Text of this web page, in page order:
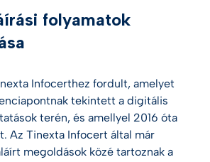
folyamatok
Infocerthez fordult, amelyet
tekintett a digitális
terén, és amellyel 2016 óta
Az Tinexta Infocert által már
megoldások közé tartoznak a